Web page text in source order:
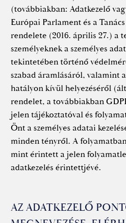
(továbbiakban: Adatkezelő
Európai Parlament és a
rendelete (2016. április 27.) a
személyeknek a személyes
tekintetében történő
szabad áramlásáról,
hatályon kívül helyezéséről
rendelet, a továbbiakban
jelen tájékoztatóval és
Önt a személyes adatai
minden tényről. A
mint érintett a jelen
adatkezelés érintettjévé.
AZ ADATKEZELŐ